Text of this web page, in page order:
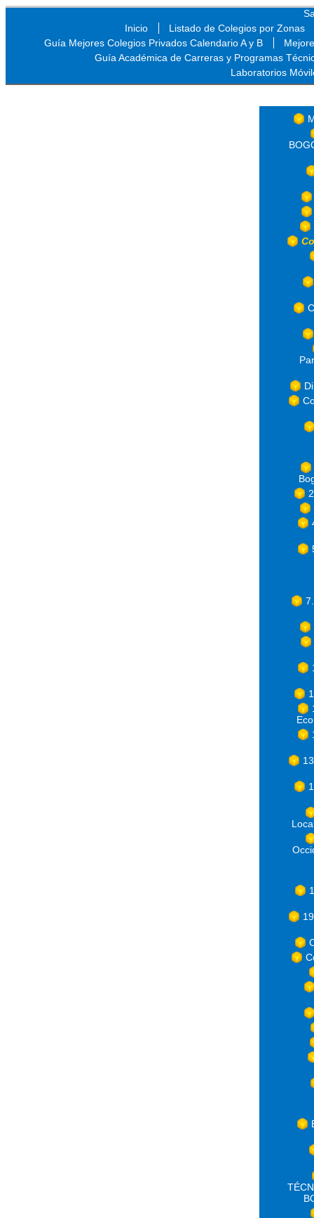
Inicio
Listado de Colegios por Zonas
Guía Mejores Colegios Privados Calendario A y B
Guía Académica de Carreras y Programas
Laboratorios